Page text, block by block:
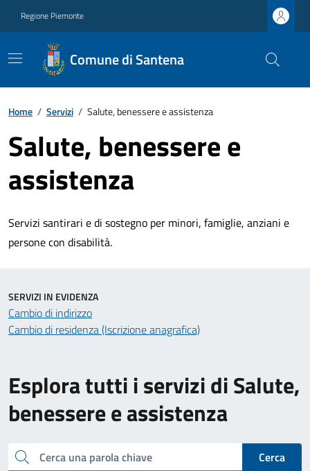
Regione Piemonte
Comune di Santena
Home / Servizi / Salute, benessere e assistenza
Salute, benessere e
assistenza
Servizi santirari e di sostegno per minori, famiglie, anziani e
persone con disabilità.
Esplora tutti i servizi di Salute,
benessere e assistenza
Cerca una parola chiave
Cerca
SERVIZI IN EVIDENZA
Cambio di indirizzo
Cambio di residenza (Iscrizione anagrafica)